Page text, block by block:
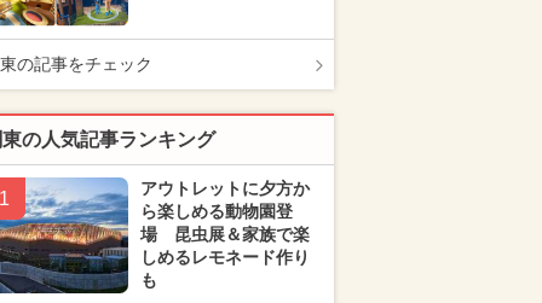
の記事をチェック
の人気記事ランキング
1
アウトレットに夕方か
ら楽しめる動物園登
場 昆虫展＆家族で楽
しめるレモネード作り
も